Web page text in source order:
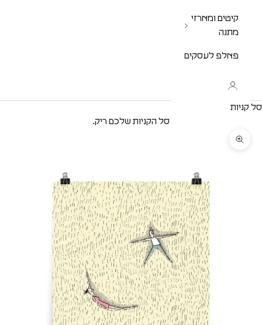
קיטים ומארזי
מתנה
פאלפ לעסקים
סל קניות
סל הקניות שלכם ריק.